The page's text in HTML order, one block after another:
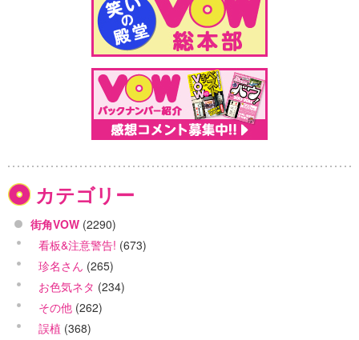
カテゴリー
街角VOW (2290)
看板&注意警告! (673)
珍名さん (265)
お色気ネタ (234)
その他 (262)
誤植 (368)